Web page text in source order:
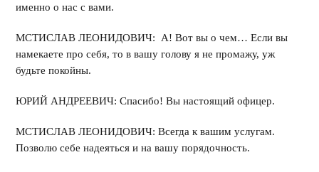
именно о нас с вами.
МСТИСЛАВ ЛЕОНИДОВИЧ: А! Вот вы о чем… Если вы
намекаете про себя, то в вашу голову я не промажу, уж
будьте покойны.
ЮРИЙ АНДРЕЕВИЧ: Спасибо! Вы настоящий офицер.
МСТИСЛАВ ЛЕОНИДОВИЧ: Всегда к вашим услугам.
Позволю себе надеяться и на вашу порядочность.